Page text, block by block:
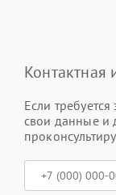
Если требуется
свои данные и